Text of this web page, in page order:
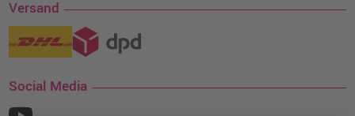
Versand
Social Media